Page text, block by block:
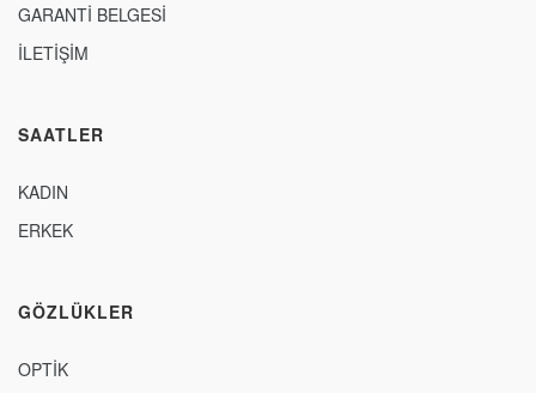
GARANTİ BELGESİ
İLETİŞİM
SAATLER
KADIN
ERKEK
GÖZLÜKLER
OPTİK